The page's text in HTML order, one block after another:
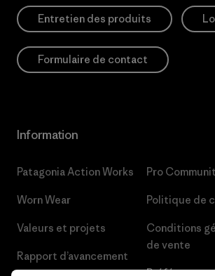
Entretien des produits
Formulaire de contact
Information
Patagonia Action Works
Worn Wear
Valeurs et projets
Rapport d’avancement
Pro
Politique de
Conditions
de vente
Préférences